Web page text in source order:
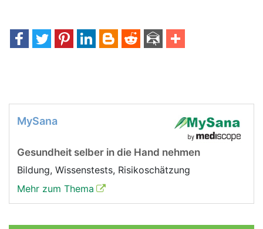
MySana
Gesundheit selber in die Hand nehmen
Bildung, Wissenstests, Risikoschätzung
Mehr zum Thema